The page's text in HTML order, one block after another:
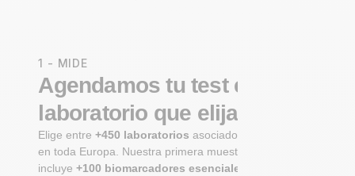
1 - MIDE
Agendamos tu test en un
laboratorio que elijas
Elige entre+450 laboratoriosasociados certificados
en toda Europa. Nuestra primera muestra integral
incluye+100 biomarcadores esenciales